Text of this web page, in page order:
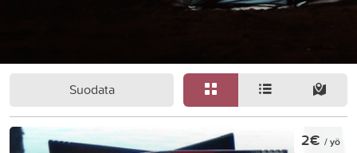
Suodata
2€ / yö